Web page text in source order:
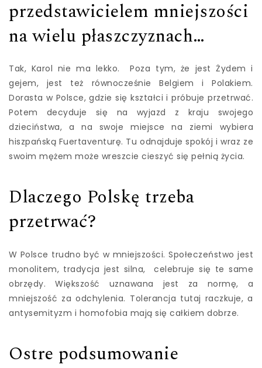
przedstawicielem mniejszości
na wielu płaszczyznach…
Tak, Karol nie ma lekko. Poza tym, że jest Żydem i
gejem, jest też równocześnie Belgiem i Polakiem.
Dorasta w Polsce, gdzie się kształci i próbuje przetrwać.
Potem decyduje się na wyjazd z kraju swojego
dzieciństwa, a na swoje miejsce na ziemi wybiera
hiszpańską Fuertaventurę. Tu odnajduje spokój i wraz ze
swoim mężem może wreszcie cieszyć się pełnią życia.
Dlaczego Polskę trzeba
przetrwać?
W Polsce trudno być w mniejszości. Społeczeństwo jest
monolitem, tradycja jest silna, celebruje się te same
obrzędy. Większość uznawana jest za normę, a
mniejszość za odchylenia. Tolerancja tutaj raczkuje, a
antysemityzm i homofobia mają się całkiem dobrze.
Ostre podsumowanie